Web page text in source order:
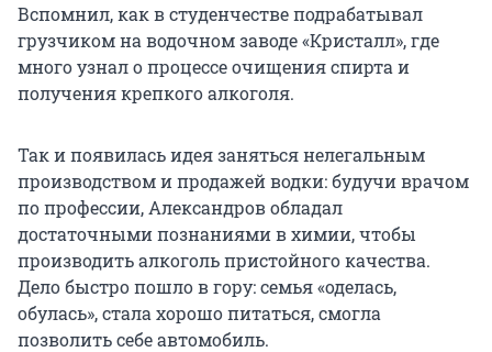
Вспомнил, как в студенчестве подрабатывал
грузчиком на водочном заводе «Кристалл», где
много узнал о процессе очищения спирта и
получения крепкого алкоголя.
Так и появилась идея заняться нелегальным
производством и продажей водки: будучи врачом
по профессии, Александров обладал
достаточными познаниями в химии, чтобы
производить алкоголь пристойного качества.
Дело быстро пошло в гору: семья «оделась,
обулась», стала хорошо питаться, смогла
позволить себе автомобиль.